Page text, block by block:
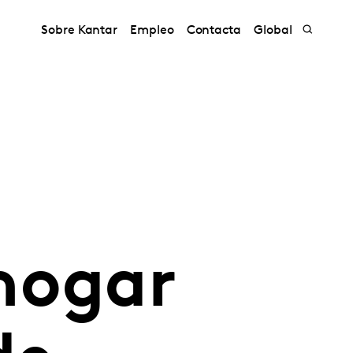
Sobre Kantar Empleo Contacta Global